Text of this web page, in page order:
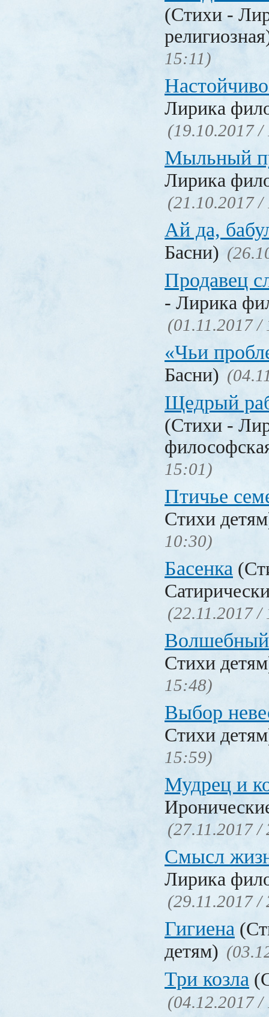
(Стихи -
15:11)
Лирика
(19.10.2017 /
Мыльный
Лирика
(21.10.2017 /
Ай да,
Басни)
Продавец
- Лирика
(01.11.2017 /
«Чьи
Басни)
Щедрый
(Стихи -
15:01)
Птичье
Стихи
10:30)
Басенка
(22.11.2017 /
Стихи
15:48)
Выбор
Стихи
15:59)
Мудрец и
(27.11.2017 /
Смысл
Лирика
(29.11.2017 /
Гигиена
детям)
Три козла
(04.12.2017 /